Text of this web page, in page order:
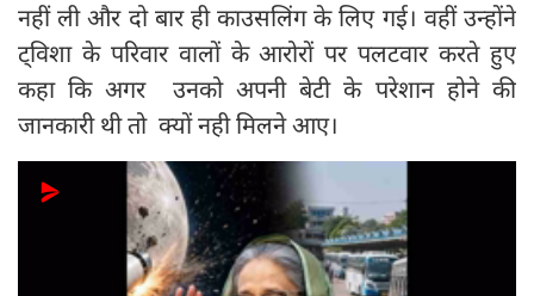
नहीं ली और दो बार ही काउसलिंग के लिए गई। वहीं उन्होंने
ट्विशा के परिवार वालों के आरोरों पर पलटवार करते हुए
कहा कि अगर उनको अपनी बेटी के परेशान होने की
जानकारी थी तो क्यों नही मिलने आए।